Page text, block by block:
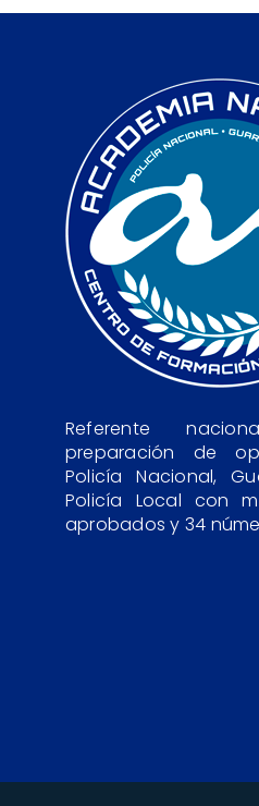
Referente
preparación de
Policía Nacional,
Policía Local con
aprobados y 34